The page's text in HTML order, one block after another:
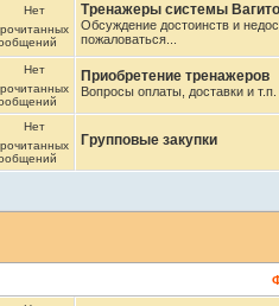
Тренажеры системы
Обсуждение достоинств и
пожаловаться...
Приобретение тренажеров
Вопросы оплаты, доставки и т.п.
Групповые закупки